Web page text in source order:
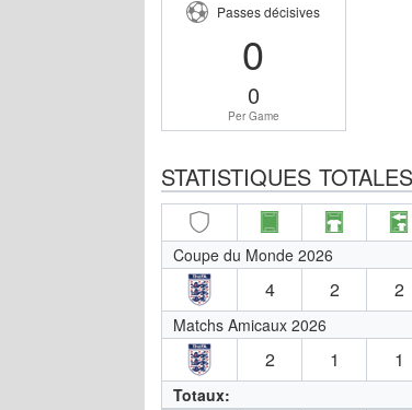
Passes décisives
0
0
Per Game
STATISTIQUES TOTALES
Coupe du Monde 2026
4 2 2
Matchs Amicaux 2026
2 1 1
Totaux: